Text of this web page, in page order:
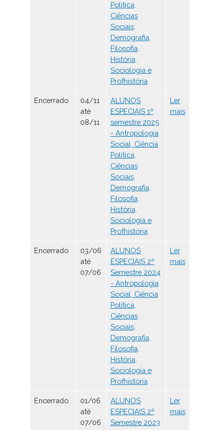
Política,
Ciências
Sociais,
Demografia,
Filosofia,
História,
Sociologia e
Profhistória
Encerrado
04/11
até
08/11
ALUNOS
ESPECIAIS 1º
semestre 2025
- Antropologia
Social, Ciência
Política,
Ciências
Sociais,
Demografia,
Filosofia,
História,
Sociologia e
Profhistória
Ler
mais
Encerrado
03/06
até
07/06
ALUNOS
ESPECIAIS 2º
Semestre 2024
- Antropologia
Social, Ciência
Política,
Ciências
Sociais,
Demografia,
Filosofia,
História,
Sociologia e
Profhistória
Ler
mais
Encerrado
01/06
até
07/06
ALUNOS
ESPECIAIS 2º
Semestre 2023
Ler
mais